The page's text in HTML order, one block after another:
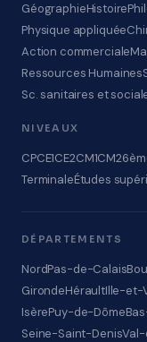
GéographieHistoire
Physique appliquée
Action commerciale
Ressources Humaines
Sc. sanitaires et
NIVEAUX
CPCE1CE2CM1CM2
TerminaleÉtudes
DÉPARTEMENTS
NordPas-de-Calais
GirondeHéraultIlle-et-
IsèrePuy-de-Dôme
Seine-Saint-Denis